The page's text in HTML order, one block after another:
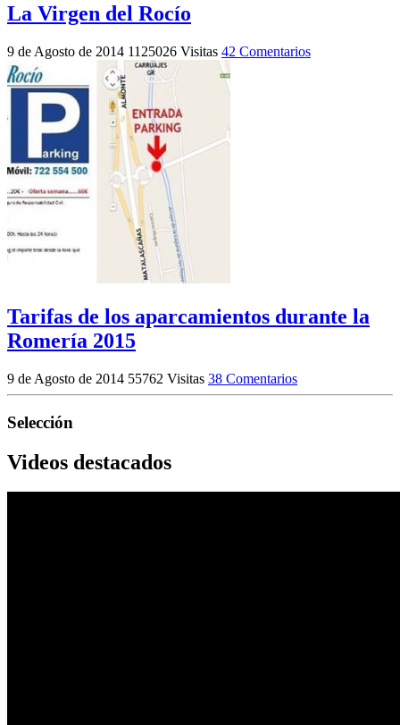
La Virgen del Rocío
9 de Agosto de 2014 1125026 Visitas 42 Comentarios
Tarifas de los aparcamientos durante la
Romería 2015
9 de Agosto de 2014 55762 Visitas 38 Comentarios
Selección
Videos destacados